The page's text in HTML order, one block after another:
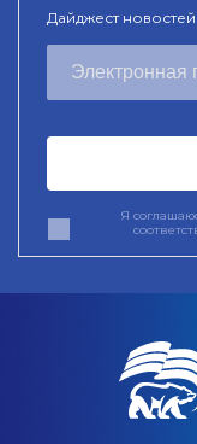
Дайджест
Я